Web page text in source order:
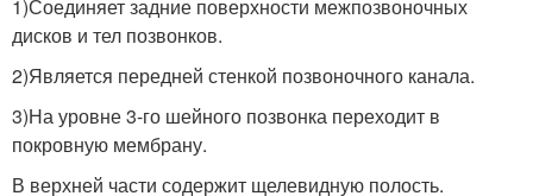
1)Соединяет задние поверхности межпозвоночных
дисков и тел позвонков.
2)Является передней стенкой позвоночного канала.
3)На уровне 3-го шейного позвонка переходит в
покровную мембрану.
В верхней части содержит щелевидную полость.